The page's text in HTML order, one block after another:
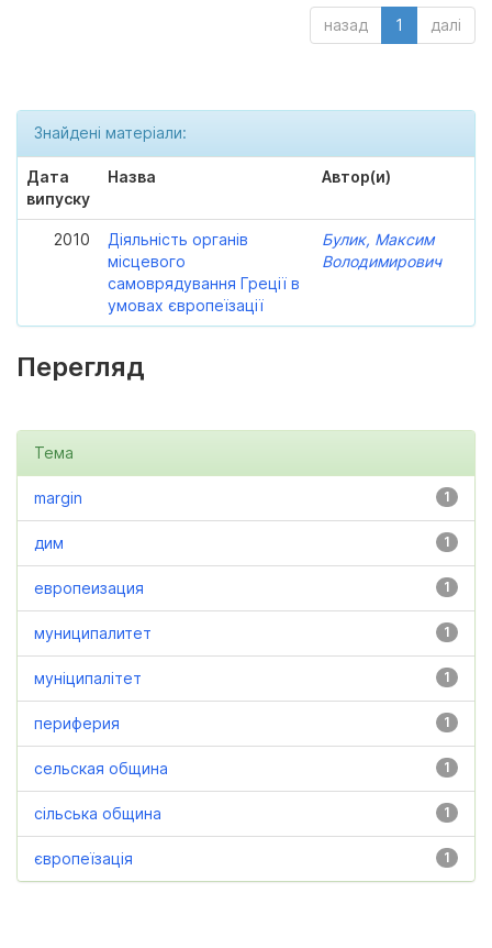
назад 1 далі
Знайдені матеріали:
Дата
випуску
Назва Автор(и)
2010
Діяльність органів
місцевого
самоврядування Греції в
умовах європеїзації
Булик, Максим
Володимирович
Перегляд
Тема
1
margin
1
дим
1
европеизация
1
муниципалитет
1
муніципалітет
1
периферия
1
сельская община
1
сільська община
1
європеїзація